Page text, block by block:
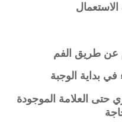
عن طريق الفم
بداية الوجبة
حتى العلامة الموجودة